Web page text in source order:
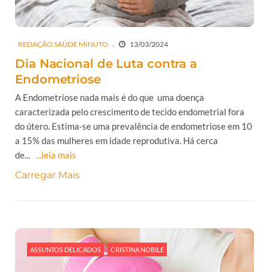
REDAÇÃO SAÚDE MINUTO 13/03/2024
Dia Nacional de Luta contra a
Endometriose
A Endometriose nada mais é do que uma doença
caracterizada pelo crescimento de tecido endometrial fora
do útero. Estima-se uma prevalência de endometriose em 10
a 15% das mulheres em idade reprodutiva. Há cerca
de... ...leia mais
Carregar Mais
ASSUNTOS DELICADOS CRISTINA NOBILE